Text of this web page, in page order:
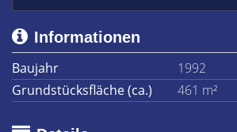
Informationen
Baujahr
1992
Grundstücksfläche (ca.)
461 m²